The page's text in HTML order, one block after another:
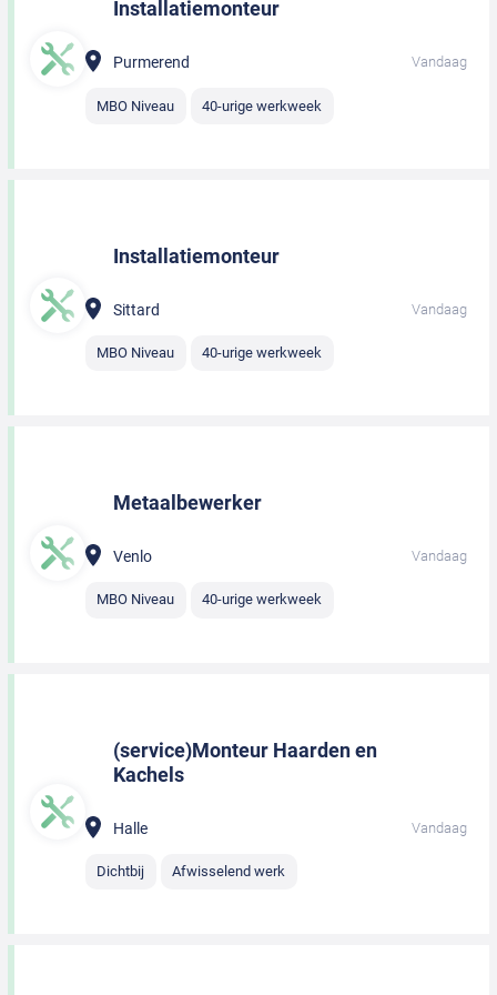
Installatiemonteur
Purmerend Vandaag
MBO Niveau 40-urige werkweek
Installatiemonteur
Sittard Vandaag
MBO Niveau 40-urige werkweek
Metaalbewerker
Venlo Vandaag
MBO Niveau 40-urige werkweek
(service)Monteur Haarden en
Kachels
Halle Vandaag
Dichtbij Afwisselend werk